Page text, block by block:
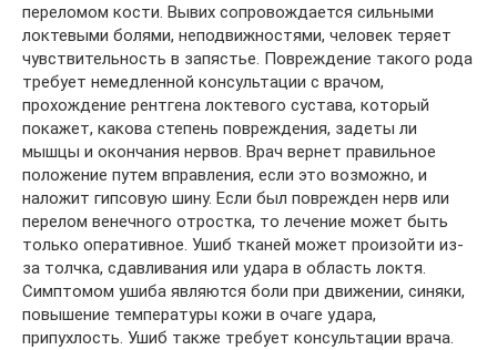
переломом кости. Вывих сопровождается сильными
локтевыми болями, неподвижностями, человек теряет
чувствительность в запястье. Повреждение такого рода
требует немедленной консультации с врачом,
прохождение рентгена локтевого сустава, который
покажет, какова степень повреждения, задеты ли
мышцы и окончания нервов. Врач вернет правильное
положение путем вправления, если это возможно, и
наложит гипсовую шину. Если был поврежден нерв или
перелом венечного отростка, то лечение может быть
только оперативное. Ушиб тканей может произойти из-
за толчка, сдавливания или удара в область локтя.
Симптомом ушиба являются боли при движении, синяки,
повышение температуры кожи в очаге удара,
припухлость. Ушиб также требует консультации врача.